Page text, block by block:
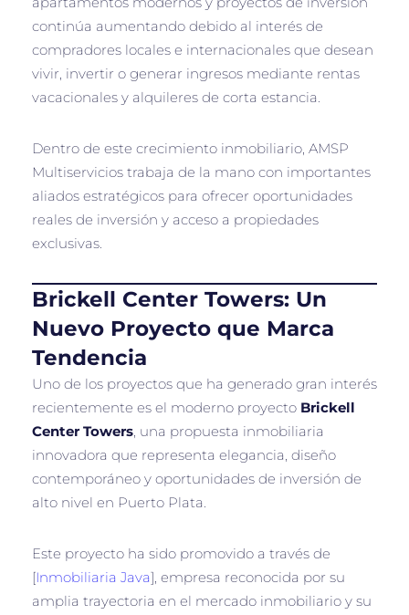
continúa aumentando debido al interés de
compradores locales e internacionales que desean
vivir, invertir o generar ingresos mediante rentas
vacacionales y alquileres de corta estancia.
Dentro de este crecimiento inmobiliario, AMSP
Multiservicios trabaja de la mano con importantes
aliados estratégicos para ofrecer oportunidades
reales de inversión y acceso a propiedades
exclusivas.
Brickell Center Towers: Un
Nuevo Proyecto que Marca
Tendencia
Uno de los proyectos que ha generado gran interés
recientemente es el moderno proyecto Brickell
Center Towers, una propuesta inmobiliaria
innovadora que representa elegancia, diseño
contemporáneo y oportunidades de inversión de
alto nivel en Puerto Plata.
Este proyecto ha sido promovido a través de
[Inmobiliaria Java], empresa reconocida por su
amplia trayectoria en el mercado inmobiliario y su